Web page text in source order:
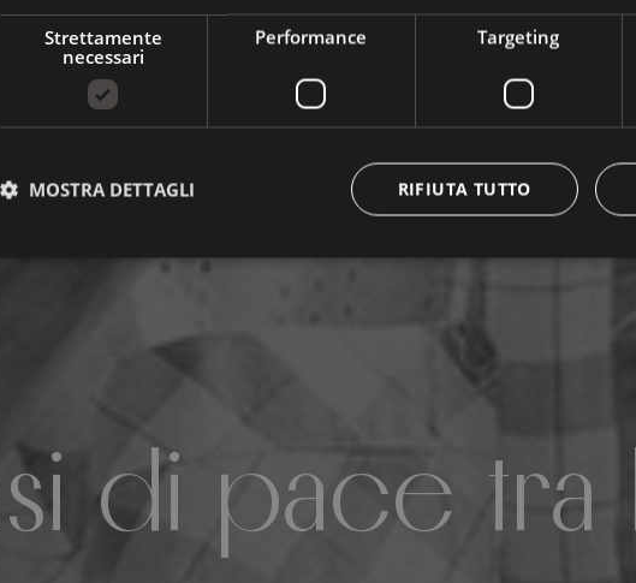
di pace tra
Strettamente
necessari
Performance Targeting
RIFIUTA TUTTO
MOSTRA DETTAGLI